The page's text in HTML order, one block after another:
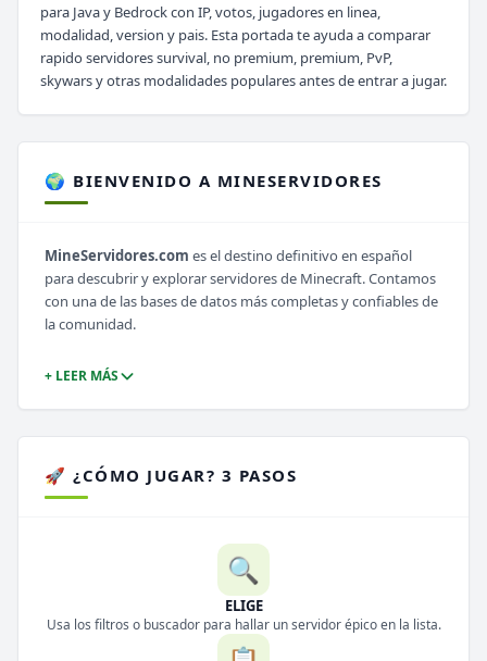
para Java y Bedrock con IP, votos, jugadores en linea,
modalidad, version y pais. Esta portada te ayuda a comparar
rapido servidores survival, no premium, premium, PvP,
skywars y otras modalidades populares antes de entrar a jugar.
🌍 BIENVENIDO A MINESERVIDORES
MineServidores.com es el destino definitivo en español
para descubrir y explorar servidores de Minecraft. Contamos
con una de las bases de datos más completas y confiables de
la comunidad.
+ LEER MÁS
🚀 ¿CÓMO JUGAR? 3 PASOS
🔍
ELIGE
Usa los filtros o buscador para hallar un servidor épico en la lista.